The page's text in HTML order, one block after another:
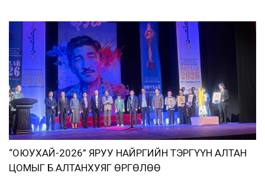
“ОЮУХАЙ-2026” ЯРУУ НАЙРГИЙН ТЭРГҮҮН АЛТАН
ЦОМЫГ Б.АЛТАНХУЯГ ӨРГӨЛӨӨ